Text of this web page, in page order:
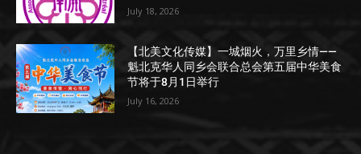
July 18, 2026
【北美文化传媒】一城烟火，万里乡情——
魁北克华人同乡会联合总会第五届中华美食
节将于8月1日举行
July 16, 2026